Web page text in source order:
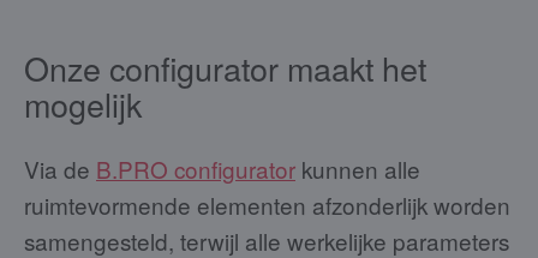
Onze configurator maakt het
mogelijk
Via de B.PRO configurator kunnen alle
ruimtevormende elementen afzonderlijk worden
samengesteld, terwijl alle werkelijke parameters